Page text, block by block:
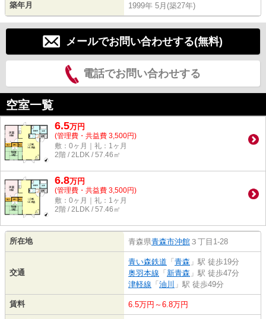
築年月 1999年 5月(築27年)
メールでお問い合わせする(無料)
電話でお問い合わせする
空室一覧
6.5万円
(管理費・共益費 3,500円)
敷：0ヶ月｜礼：1ヶ月
2階 / 2LDK / 57.46㎡
6.8万円
(管理費・共益費 3,500円)
敷：0ヶ月｜礼：1ヶ月
2階 / 2LDK / 57.46㎡
所在地 青森県青森市沖館 ３丁目1-28
交通
青い森鉄道 「 青森 」駅 徒歩19分
奥羽本線 「 新青森 」駅 徒歩47分
津軽線 「 油川 」駅 徒歩49分
賃料 6.5万円～6.8万円